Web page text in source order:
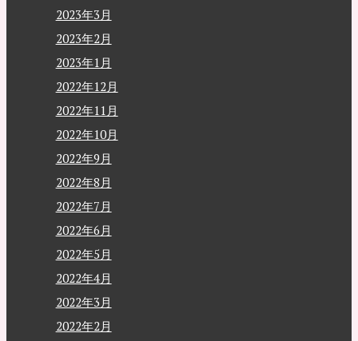
2023年3月
2023年2月
2023年1月
2022年12月
2022年11月
2022年10月
2022年9月
2022年8月
2022年7月
2022年6月
2022年5月
2022年4月
2022年3月
2022年2月